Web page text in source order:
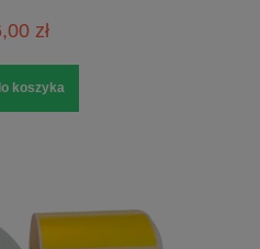
zł
koszyka